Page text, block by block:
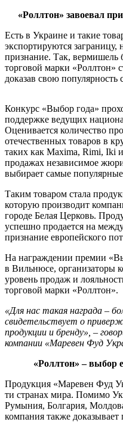
«Роллтон» завоевал
Есть в Украине и такие
экспортируются
признание. Так, вермишель
торговой марки «Роллтон»
доказав свою популярность
Конкурс «Выбор года»
поддержке ведущих
Оценивается количество
отечественных товаров в
таких как Maxima, Rimi, Iki
продажах независимое
выбирает самые
Таким товаром стала
которую производит
городе Белая Церковь.
успешно продается на
признание европейского
На награждении премии
в Вильнюсе, организаторы
уровень продаж и
торговой марки «Роллтон».
«Для нас такая награда –
свидетельствует о
продукции и бренду», –
компании «Маревен Фуд
«Роллтон» – выбор
Продукция «Маревен Фуд
ти странах мира. Помимо
Румыния, Болгария,
компания также